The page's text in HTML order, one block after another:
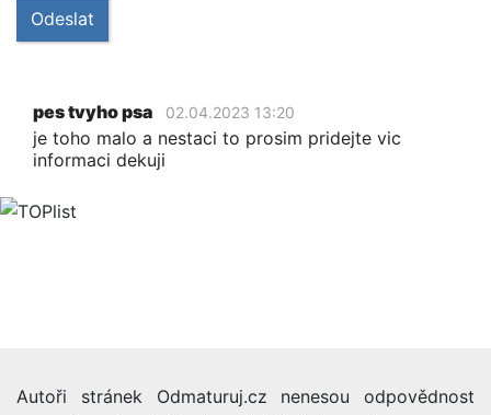
Odeslat
pes tvyho psa 02.04.2023 13:20
je toho malo a nestaci to prosim pridejte vic
informaci dekuji
Autoři stránek Odmaturuj.cz nenesou odpovědnost